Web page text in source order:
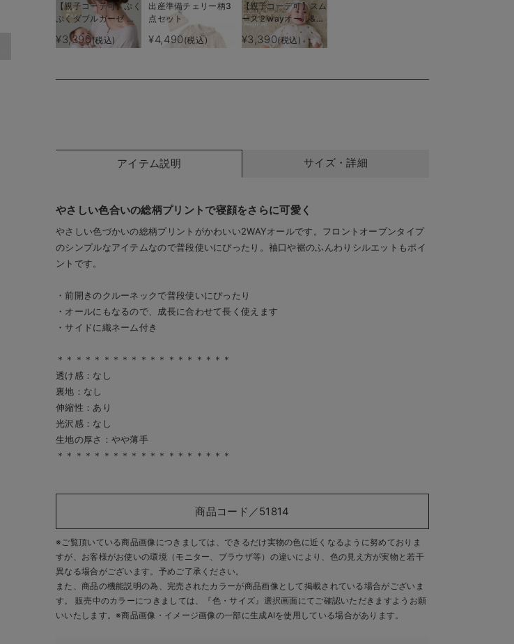
内股のスナップをとめてオールとしても使えます
【親子コーデ可】ぷく
ぷくダブルガーゼ ツ
ーウェイオール
（2wayオール） ロン
¥3,390(税込)
出産準備チェリー柄3
点セット
¥4,490 (税込)
【親子コーデ可】スム
ース２wayオール&帽
子セット
¥3,390(税込)
アイテム説明 サイズ・詳細
やさしい色合いの総柄プリントで寝顔をさらに可愛く
やさしい色づかいの総柄プリントがかわいい2WAYオールです。フロントオープンタイプ
のシンプルなアイテムなので普段使いにぴったり。袖口や裾のふんわりシルエットもポイ
ントです。
・前開きのクルーネックで普段使いにぴったり
・オールにもなるので、成長に合わせて長く使えます
・サイドに織ネーム付き
＊＊＊＊＊＊＊＊＊＊＊＊＊＊＊＊＊＊＊
透け感：なし
裏地：なし
伸縮性：あり
光沢感：なし
生地の厚さ：やや薄手
＊＊＊＊＊＊＊＊＊＊＊＊＊＊＊＊＊＊＊
商品コード／51814
※ご覧頂いている商品画像につきましては、できるだけ実物の色に近くなるように努めておりま
すが、 お客様がお使いの環境（モニター、ブラウザ等）の違いにより、色の見え方が実物と若干
異なる場合がございます。予めご了承ください。
また、商品の機能説明の為、完売されたカラーが商品画像として掲載されている場合がございま
す。 販売中のカラーにつきましては、『色・サイズ』選択画面にてご確認いただきますようお願
いいたします。 ※商品画像・イメージ画像の一部に生成AIを使用している場合があります。